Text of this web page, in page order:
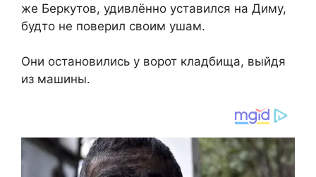
же Беркутов, удивлённо уставился на Диму,
будто не поверил своим ушам.
Они остановились у ворот кладбища, выйдя
из машины.